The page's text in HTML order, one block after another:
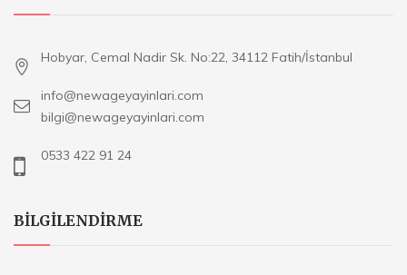
Hobyar, Cemal Nadir Sk. No:22, 34112 Fatih/İstanbul
info@newageyayinlari.com
bilgi@newageyayinlari.com
0533 422 91 24
BILGILENDIRME